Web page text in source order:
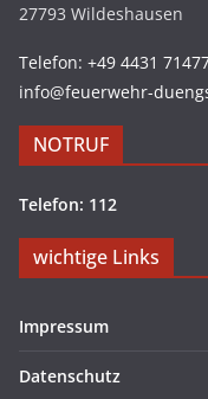
27793 Wildeshausen
Telefon: +49 4431
info@feuerwehr-
NOTRUF
Telefon: 112
wichtige Links
Impressum
Datenschutz